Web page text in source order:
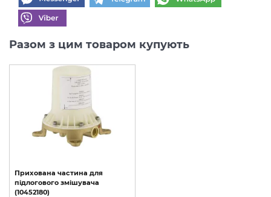
Разом з цим товаром купують
Прихована частина для
підлогового змішувача
(10452180)